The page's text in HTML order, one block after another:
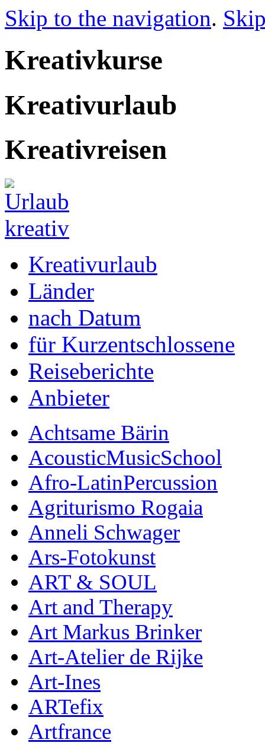
Skip to the navigation.
Kreativkurse
Kreativurlaub
Kreativreisen
Kreativurlaub
Länder
nach Datum
für Kurzentschlossene
Reiseberichte
Anbieter
Achtsame Bärin
AcousticMusicSchool
Afro-LatinPercussion
Agriturismo Rogaia
Anneli Schwager
Ars-Fotokunst
ART & SOUL
Art and Therapy
Art Markus Brinker
Art-Atelier de Rijke
Art-Ines
ARTefix
Artfrance